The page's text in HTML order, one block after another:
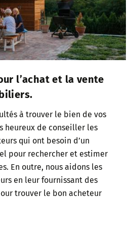
l’achat et la vente
à trouver le bien de vos
heureux de conseiller les
qui ont besoin d’un
pour rechercher et estimer
En outre, nous aidons les
en leur fournissant des
trouver le bon acheteur